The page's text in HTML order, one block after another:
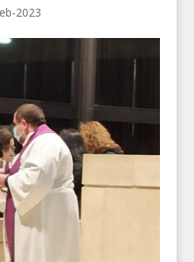
2023